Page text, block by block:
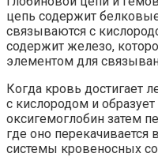
цепь содержит
связываются с
содержит железо,
элементом для
Когда кровь достигает
с кислородом и
оксигемоглобин затем
где оно перекачивается
системы кровеносных